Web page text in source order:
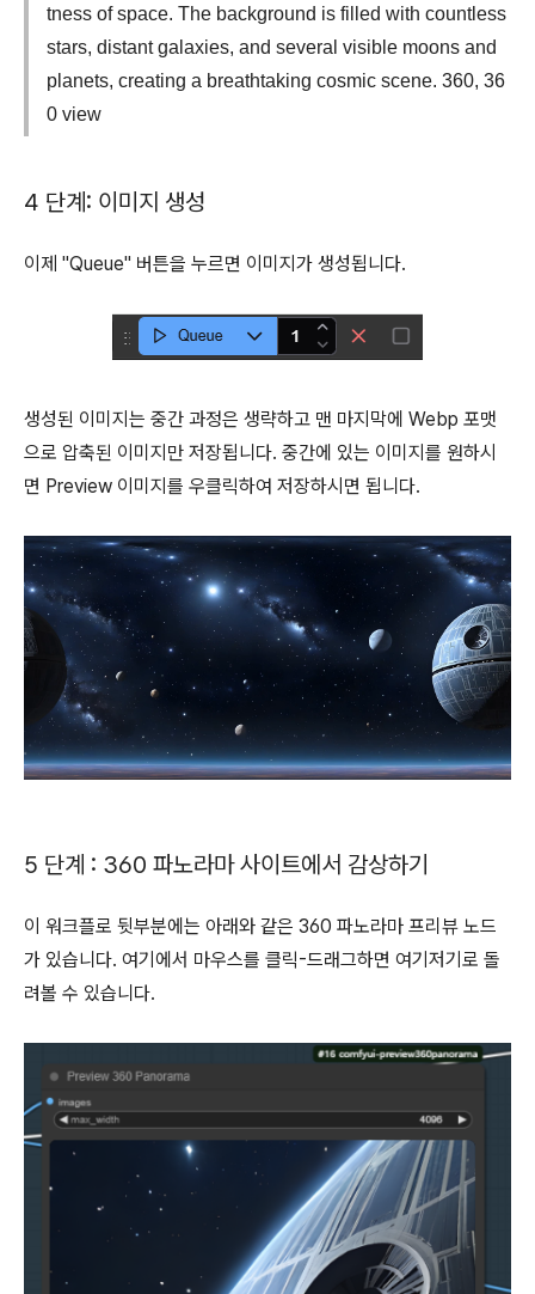
tness of space. The background is filled with countless
stars, distant galaxies, and several visible moons and
planets, creating a breathtaking cosmic scene. 360, 36
0 view
4 단계: 이미지 생성
이제 "Queue" 버튼을 누르면 이미지가 생성됩니다.
생성된 이미지는 중간 과정은 생략하고 맨 마지막에 Webp 포맷
으로 압축된 이미지만 저장됩니다. 중간에 있는 이미지를 원하시
면 Preview 이미지를 우클릭하여 저장하시면 됩니다.
5 단계 : 360 파노라마 사이트에서 감상하기
이 워크플로 뒷부분에는 아래와 같은 360 파노라마 프리뷰 노드
가 있습니다. 여기에서 마우스를 클릭-드래그하면 여기저기로 돌
려볼 수 있습니다.